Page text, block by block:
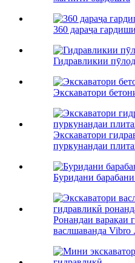
360 дараҷа
Гидравликии
Экскаватори
Экскаватори
пуркунандаи
Буридани
Ронандаи варақаи
васлшаванда Vibro